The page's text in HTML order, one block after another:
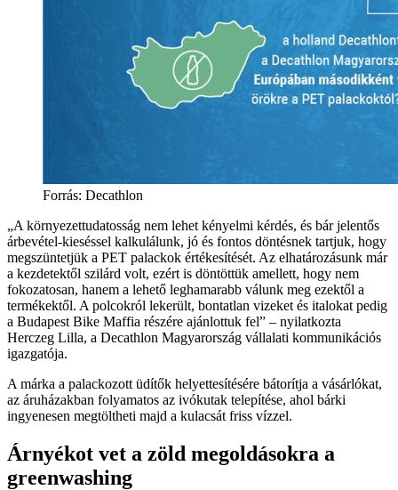
Forrás: Decathlon
A környezettudatosság nem lehet kényelmi kérdés, és bár jelentős
árbevétel-kieséssel kalkulálunk, jó és fontos döntésnek tartjuk, hogy
megszüntetjük a PET palackok értékesítését. Az elhatározásunk már
a kezdetektől szilárd volt, ezért is döntöttük amellett, hogy nem
fokozatosan, hanem a lehető leghamarabb válunk meg ezektől a
termékektől. A polcokról lekerült, bontatlan vizeket és italokat pedig
a Budapest Bike Maffia részére ajánlottuk fel
– nyilatkozta
Herczeg Lilla, a Decathlon Magyarország vállalati kommunikációs
igazgatója.
A márka a palackozott üdítők helyettesítésére bátorítja a vásárlókat,
az áruházakban folyamatos az ivókutak telepítése, ahol bárki
ingyenesen megtöltheti majd a kulacsát friss vízzel.
Árnyékot vet a zöld megoldásokra a
greenwashing